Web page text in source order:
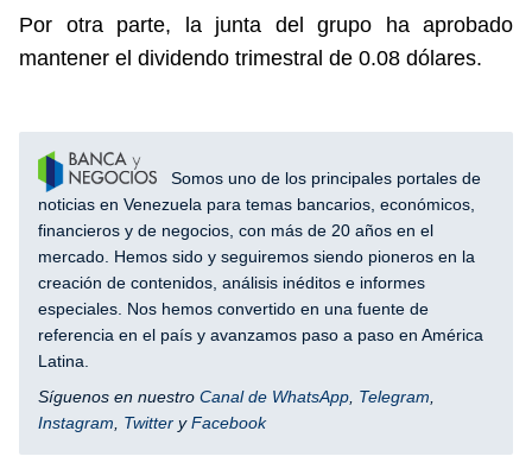
Por otra parte, la junta del grupo ha aprobado
mantener el dividendo trimestral de 0.08 dólares.
Somos uno de los principales portales de
noticias en Venezuela para temas bancarios, económicos,
financieros y de negocios, con más de 20 años en el
mercado. Hemos sido y seguiremos siendo pioneros en la
creación de contenidos, análisis inéditos e informes
especiales. Nos hemos convertido en una fuente de
referencia en el país y avanzamos paso a paso en América
Latina.
Síguenos en nuestro Canal de WhatsApp, Telegram,
Instagram, Twitter yFacebook